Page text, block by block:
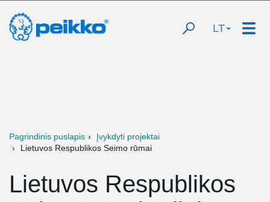
LT
Pagrindinis puslapis
Įvykdyti projektai
Lietuvos Respublikos Seimo rūmai
Lietuvos Respublikos